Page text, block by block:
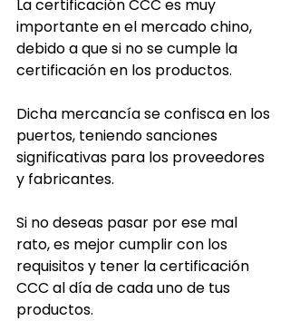
La certificación CCC es muy
importante en el mercado chino,
debido a que si no se cumple la
certificación en los productos.
Dicha mercancía se confisca en los
puertos, teniendo sanciones
significativas para los proveedores
y fabricantes.
Si no deseas pasar por ese mal
rato, es mejor cumplir con los
requisitos y tener la certificación
CCC al día de cada uno de tus
productos.